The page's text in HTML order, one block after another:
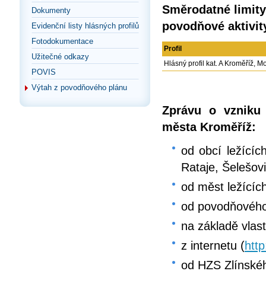
Dokumenty
Evidenční listy hlásných profilů
Fotodokumentace
Užitečné odkazy
POVIS
Výtah z povodňového plánu
Směrodatné
povodňové
Profil
Hlásný profil kat. A Kroměříž,
Zprávu o vzniku
města Kroměříž:
od obcí
Rataje,
od měst
od
na základě
z internetu (
od HZS